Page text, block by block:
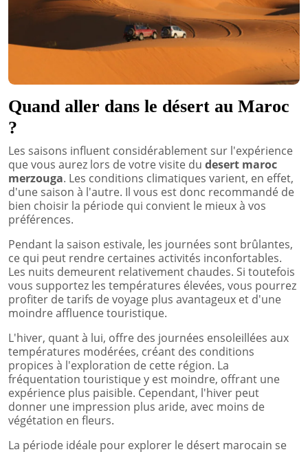
Quand aller dans le désert au Maroc
?
Les saisons influent considérablement sur l'expérience
que vous aurez lors de votre visite du desert maroc
merzouga. Les conditions climatiques varient, en effet,
d'une saison à l'autre. Il vous est donc recommandé de
bien choisir la période qui convient le mieux à vos
préférences.
Pendant la saison estivale, les journées sont brûlantes,
ce qui peut rendre certaines activités inconfortables.
Les nuits demeurent relativement chaudes. Si toutefois
vous supportez les températures élevées, vous pourrez
profiter de tarifs de voyage plus avantageux et d'une
moindre affluence touristique.
L'hiver, quant à lui, offre des journées ensoleillées aux
températures modérées, créant des conditions
propices à l'exploration de cette région. La
fréquentation touristique y est moindre, offrant une
expérience plus paisible. Cependant, l'hiver peut
donner une impression plus aride, avec moins de
végétation en fleurs.
La période idéale pour explorer le désert marocain se